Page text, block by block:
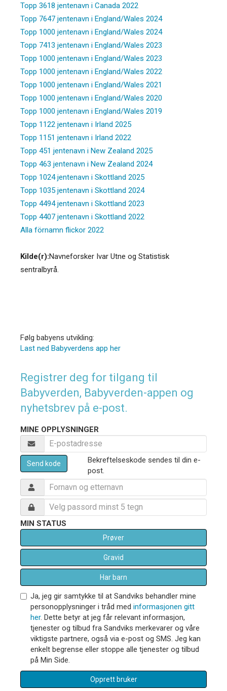
Topp 3618 jentenavn i Canada 2022
Topp 7647 jentenavn i England/Wales 2024
Topp 1000 jentenavn i England/Wales 2024
Topp 7413 jentenavn i England/Wales 2023
Topp 1000 jentenavn i England/Wales 2023
Topp 1000 jentenavn i England/Wales 2022
Topp 1000 jentenavn i England/Wales 2021
Topp 1000 jentenavn i England/Wales 2020
Topp 1000 jentenavn i England/Wales 2019
Topp 1122 jentenavn i Irland 2025
Topp 1151 jentenavn i Irland 2022
Topp 451 jentenavn i New Zealand 2025
Topp 463 jentenavn i New Zealand 2024
Topp 1024 jentenavn i Skottland 2025
Topp 1035 jentenavn i Skottland 2024
Topp 4494 jentenavn i Skottland 2023
Topp 4407 jentenavn i Skottland 2022
Alla förnamn flickor 2022
Kilde(r):Navneforsker Ivar Utne og Statistisk
sentralbyrå.
Følg babyens utvikling:
Last ned Babyverdens app her
Registrer deg for tilgang til
Babyverden, Babyverden-appen og
nyhetsbrev på e-post.
MINE OPPLYSNINGER
Send kode
Bekreftelseskode sendes til din e-
post.
MIN STATUS
Prøver
Gravid
Har barn
Ja, jeg gir samtykke til at Sandviks behandler mine
personopplysninger i tråd med informasjonen gitt
her. Dette betyr at jeg får relevant informasjon,
tjenester og tilbud fra Sandviks merkevarer og våre
viktigste partnere, også via e-post og SMS. Jeg kan
enkelt begrense eller stoppe alle tjenester og tilbud
på Min Side.
Opprett bruker